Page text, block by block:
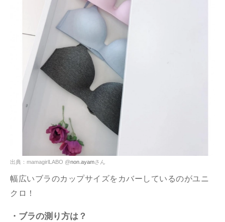
出典：mamagirlLABO @non.ayamさん
幅広いブラのカップサイズをカバーしているのがユニ
クロ！
・ブラの測り方は？